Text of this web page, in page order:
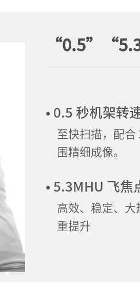
• 0.5 秒机架转
至快扫描，配
围精细成像。
• 5.3MHU 飞焦
高效、稳定、
重提升